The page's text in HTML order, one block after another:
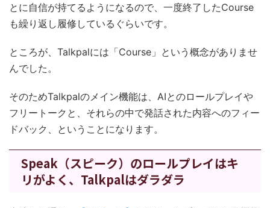
とに自信が持てるようになるので、一度終了したCourse
も繰り返し履修しているぐらいです。
ところが、Talkpalには「Course」という概念がありませ
んでした。
そのためTalkpalのメイン機能は、AIとのロールプレイや
フリートークと、それらの中で発話された内容へのフィー
ドバック、ということになります。
Speak（スピーク）のロールプレイはキ
リがよく、Talkpalはダラダラ